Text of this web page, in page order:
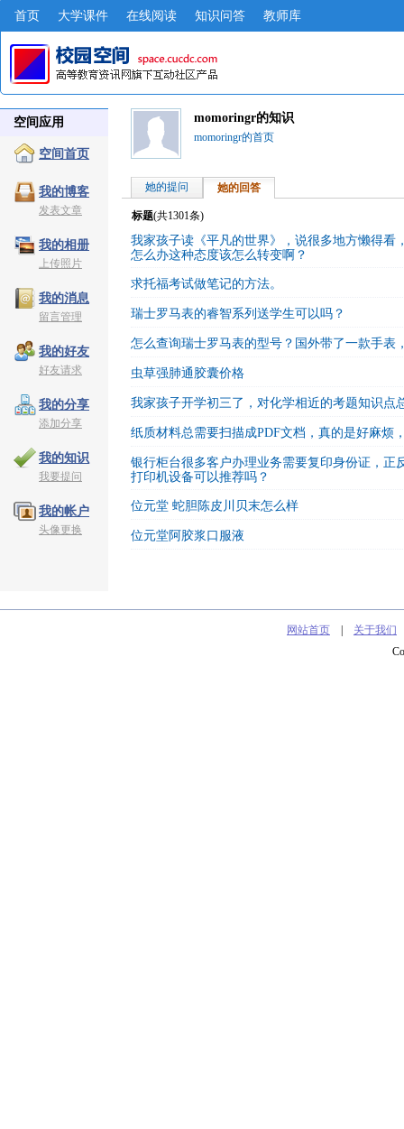
首页 大学课件 在线阅读 知识问答 教师库
空间应用
空间首页
我的博客
发表文章
我的相册
上传照片
我的消息
留言管理
我的好友
好友请求
我的分享
添加分享
我的知识
我要提问
我的帐户
头像更换
momoringr的知识
momoringr的首页
她的提问 她的回答
标题(共1301条)
我家孩子读《平凡的世界》，说很多地方懒得看
怎么办这种态度该怎么转变啊？
求托福考试做笔记的方法。
瑞士罗马表的睿智系列送学生可以吗？
怎么查询瑞士罗马表的型号？国外带了一款手表
虫草强肺通胶囊价格
我家孩子开学初三了，对化学相近的考题知识点
纸质材料总需要扫描成PDF文档，真的是好麻烦
银行柜台很多客户办理业务需要复印身份证，正
打印机设备可以推荐吗？
位元堂 蛇胆陈皮川贝末怎么样
位元堂阿胶浆口服液
网站首页 关于我们